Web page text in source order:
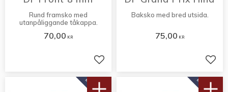
Rund framsko med
utanpåliggande tåkappa.
70,00 KR
Lägg till i favoriter
Baksko med bred utsida.
75,00 KR